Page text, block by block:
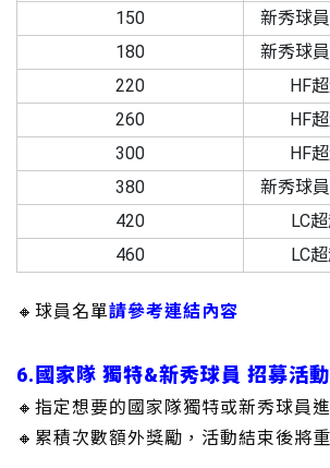
150
新秀球
180
新秀球
220
HF
260
HF
300
HF
380
新秀球
420
LC
460
LC
🔸球員名單請參考連結內容
6.國家隊 獨特&新秀球員 招募活動
🔸指定想要的國家隊獨特或新秀球員
🔸累積次數額外獎勵，活動結束後將